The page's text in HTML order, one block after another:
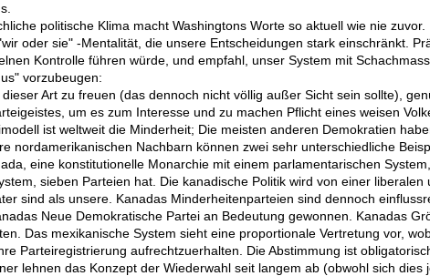
politische Klima macht Washingtons Worte so aktuell wie nie
oder sie" -Mentalität, die unsere Entscheidungen stark einschränkt.
Kontrolle führen würde, und empfahl, unser System mit
vorzubeugen:
Art zu freuen (das dennoch nicht völlig außer Sicht sein sollte),
um es zum Interesse und zu machen Pflicht eines weisen
ist weltweit die Minderheit; Die meisten anderen Demokratien
nordamerikanischen Nachbarn können zwei sehr unterschiedliche
eine konstitutionelle Monarchie mit einem parlamentarischen
sieben Parteien hat. Die kanadische Politik wird von einer
sind als unsere. Kanadas Minderheitenparteien sind dennoch
Neue Demokratische Partei an Bedeutung gewonnen. Kanadas
Das mexikanische System sieht eine proportionale Vertretung vor,
Parteiregistrierung aufrechtzuerhalten. Die Abstimmung ist
lehnen das Konzept der Wiederwahl seit langem ab (obwohl sich